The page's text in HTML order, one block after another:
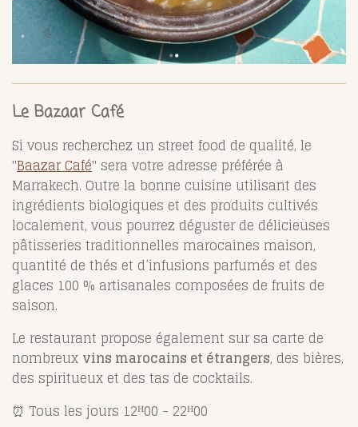
Le Bazaar Café
Si vous recherchez un street food de qualité, le
"Baazar Café" sera votre adresse préférée à
Marrakech. Outre la bonne cuisine utilisant des
ingrédients biologiques et des produits cultivés
localement, vous pourrez déguster de délicieuses
pâtisseries traditionnelles marocaines maison,
quantité de thés et d’infusions parfumés et des
glaces 100 % artisanales composées de fruits de
saison.
Le restaurant propose également sur sa carte de
nombreux vins marocains et étrangers, des bières,
des spiritueux et des tas de cocktails.
⏰ Tous les jours 12ᴴ00 - 22ᴴ00